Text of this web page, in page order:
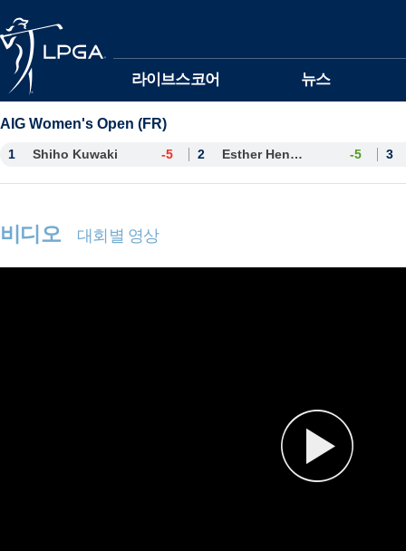
라이브스코어 뉴스
AIG Women's Open (FR)
1 Shiho Kuwaki -5 2 Esther Henseleit -5 3
비디오 대회별 영상